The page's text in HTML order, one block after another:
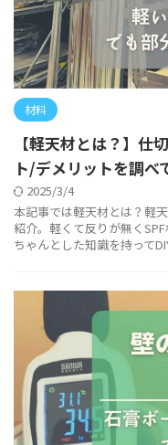
材料
【軽天材とは？】仕
ト/デメリットを調べ
2025/3/4
本記事では軽天材とは？軽
紹介。軽くて反りが無く
ちゃんとした知識を持って